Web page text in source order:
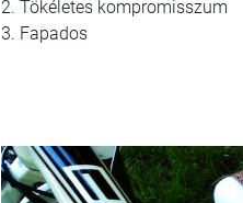
2. Tökéletes kompromisszum
3. Fapados